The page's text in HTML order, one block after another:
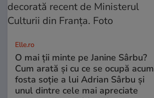
Elle.ro
O mai ții minte pe Janine Sârbu?
Cum arată și cu ce se ocupă acum
fosta soție a lui Adrian Sârbu și
unul dintre cele mai apreciate